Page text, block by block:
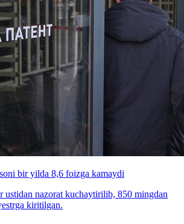
bir yilda 8,6 foizga kamaydi
ustidan nazorat kuchaytirilib, 850 mingdan
kiritilgan.